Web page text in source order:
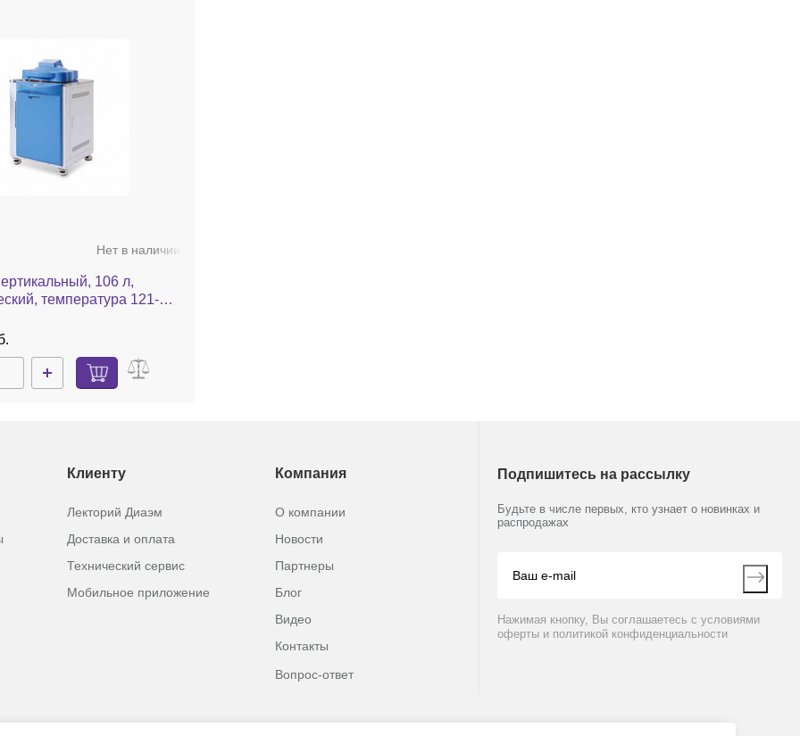
Нет в наличии
106 л,
температура 121-
Клиенту
Лекторий Диаэм
Доставка и оплата
Технический сервис
Мобильное приложение
Компания
О компании
Новости
Партнеры
Блог
Видео
Контакты
Вопрос-ответ
Подпишитесь на рассылку
Будьте в числе первых, кто узнает о новинках и
распродажах
Нажимая кнопку, Вы соглашаетесь с условиями
оферты и политикой конфиденциальности